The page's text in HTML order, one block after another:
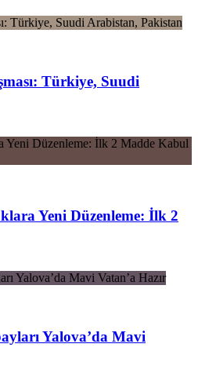
Türkiye, Suudi
Yeni Düzenleme: İlk 2
Yalova’da Mavi